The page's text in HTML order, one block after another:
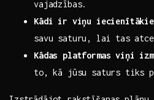
vajadzības.
Kādi ir viņu iecienītākie
savu saturu,⁤ lai tas⁣
Kādas platformas viņi
to, kā jūsu saturs tiks